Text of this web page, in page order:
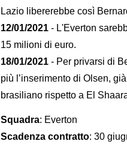
Lazio libererebbe così
12/01/2021 - L'Everton
15 milioni di euro.
18/01/2021 - Per privarsi di
più l’inserimento di Olsen,
brasiliano rispetto a El
Squadra: Everton
Scadenza contratto: 30